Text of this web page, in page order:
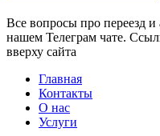
Все вопросы про переезд
нашем Телеграм чате.
вверху сайта
Главная
Контакты
О нас
Услуги